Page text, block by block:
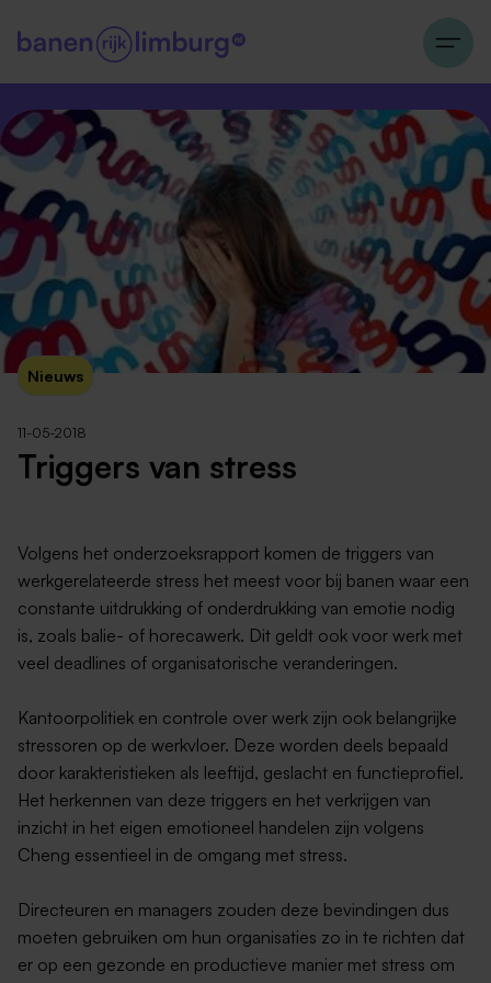
Nieuws
11-05-2018
Triggers van stress
Volgens het onderzoeksrapport komen de triggers van
werkgerelateerde stress het meest voor bij banen waar een
constante uitdrukking of onderdrukking van emotie nodig
is, zoals balie- of horecawerk. Dit geldt ook voor werk met
veel deadlines of organisatorische veranderingen.
Kantoorpolitiek en controle over werk zijn ook belangrijke
stressoren op de werkvloer. Deze worden deels bepaald
door karakteristieken als leeftijd, geslacht en functieprofiel.
Het herkennen van deze triggers en het verkrijgen van
inzicht in het eigen emotioneel handelen zijn volgens
Cheng essentieel in de omgang met stress.
Directeuren en managers zouden deze bevindingen dus
moeten gebruiken om hun organisaties zo in te richten dat
er op een gezonde en productieve manier met stress om